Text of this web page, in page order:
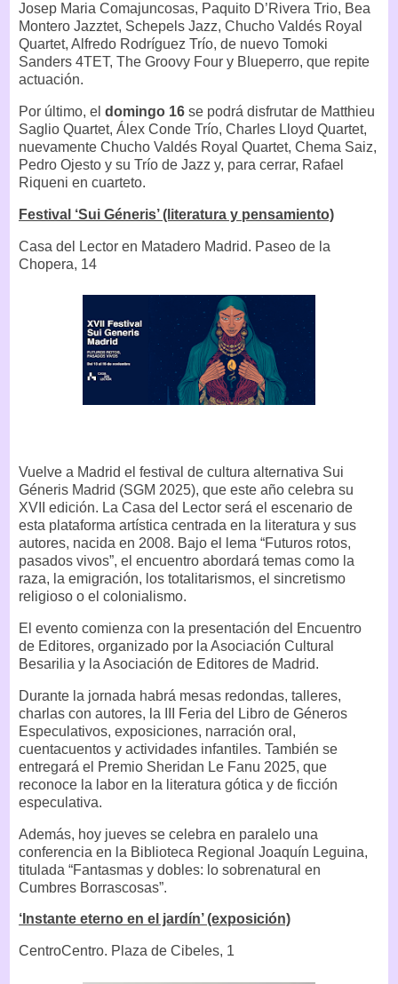
Josep Maria Comajuncosas, Paquito D’Rivera Trio, Bea
Montero Jazztet, Schepels Jazz, Chucho Valdés Royal
Quartet, Alfredo Rodríguez Trío, de nuevo Tomoki
Sanders 4TET, The Groovy Four y Blueperro, que repite
actuación.
Por último, el domingo 16 se podrá disfrutar de Matthieu
Saglio Quartet, Álex Conde Trío, Charles Lloyd Quartet,
nuevamente Chucho Valdés Royal Quartet, Chema Saiz,
Pedro Ojesto y su Trío de Jazz y, para cerrar, Rafael
Riqueni en cuarteto.
Festival ‘Sui Géneris’ (literatura y pensamiento)
Casa del Lector en Matadero Madrid. Paseo de la
Chopera, 14
Vuelve a Madrid el festival de cultura alternativa Sui
Géneris Madrid (SGM 2025), que este año celebra su
XVII edición. La Casa del Lector será el escenario de
esta plataforma artística centrada en la literatura y sus
autores, nacida en 2008. Bajo el lema “Futuros rotos,
pasados vivos”, el encuentro abordará temas como la
raza, la emigración, los totalitarismos, el sincretismo
religioso o el colonialismo.
El evento comienza con la presentación del Encuentro
de Editores, organizado por la Asociación Cultural
Besarilia y la Asociación de Editores de Madrid.
Durante la jornada habrá mesas redondas, talleres,
charlas con autores, la III Feria del Libro de Géneros
Especulativos, exposiciones, narración oral,
cuentacuentos y actividades infantiles. También se
entregará el Premio Sheridan Le Fanu 2025, que
reconoce la labor en la literatura gótica y de ficción
especulativa.
Además, hoy jueves se celebra en paralelo una
conferencia en la Biblioteca Regional Joaquín Leguina,
titulada “Fantasmas y dobles: lo sobrenatural en
Cumbres Borrascosas”.
‘Instante eterno en el jardín’ (exposición)
CentroCentro. Plaza de Cibeles, 1